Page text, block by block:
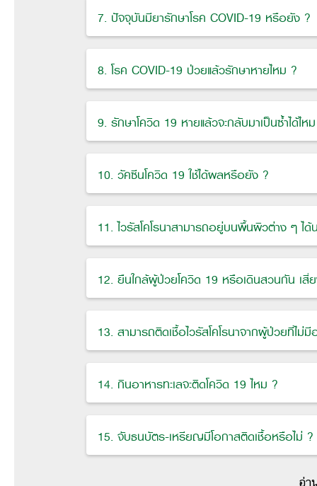
7. ปัจจุบันมียารักษาโรค COVID-19 หรือยัง ?
8. โรค COVID-19 ป่วยแล้วรักษาหายไหม ?
9. รักษาโควิด 19 หายแล้วจะกลับมาเป็นซ้ำได้ไห
10. วัคซีนโควิด 19 ใช้ได้ผลหรือยัง ?
11. ไวรัสโคโรนาสามารถอยู่บนพื้นผิวต่าง ๆ ได้
12. ยืนใกล้ผู้ป่วยโควิด 19 หรือเดินสวนกัน เสี่
13. สามารถติดเชื้อไวรัสโคโรนาจากผู้ป่วยที่ไม่มี
14. กินอาหารทะเลจะติดโควิด 19 ไหม ?
15. จับธนบัตร-เหรียญมีโอกาสติดเชื้อหรือไม่ ?
อ่า